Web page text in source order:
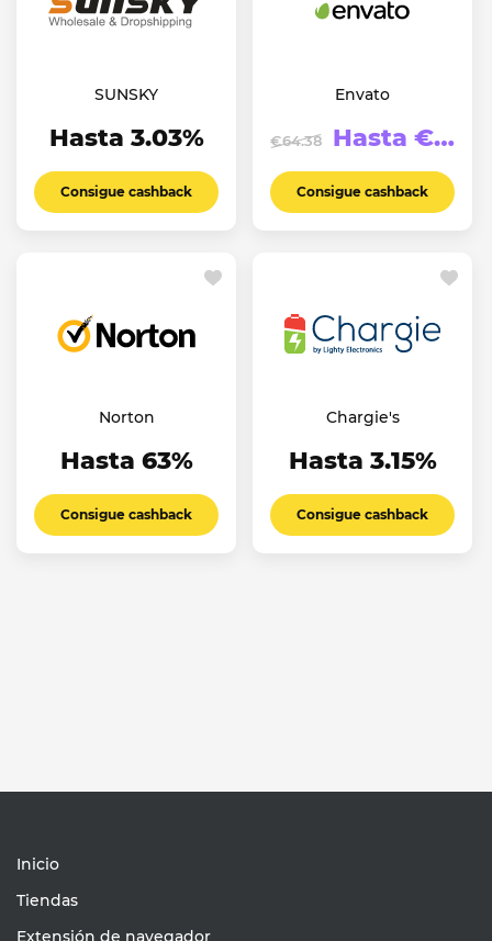
SUNSKY
Hasta 3.03%
Consigue cashback
Envato
€64.38 Hasta €123.94
Consigue cashback
Norton
Hasta 63%
Consigue cashback
Chargie's
Hasta 3.15%
Consigue cashback
Inicio
Tiendas
Extensión de navegador